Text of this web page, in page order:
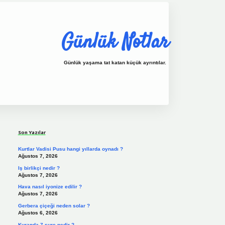
Günlük Notlar
Günlük yaşama tat katan küçük ayrıntılar.
Son Yazılar
Kurtlar Vadisi Pusu hangi yıllarda oynadı ?
Ağustos 7, 2026
Iş birlikçi nedir ?
Ağustos 7, 2026
Hava nasıl iyonize edilir ?
Ağustos 7, 2026
Gerbera çiçeği neden solar ?
Ağustos 6, 2026